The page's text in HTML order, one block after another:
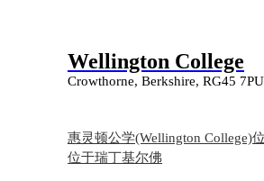
Wellington College
Crowthorne, Berkshire, RG45 7PU
惠灵顿公学(Wellington College)
位于瑞丁基尔佛